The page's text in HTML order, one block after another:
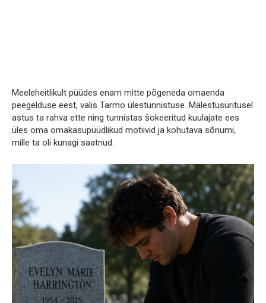
Meeleheitlikult püüdes enam mitte põgeneda omaenda
peegelduse eest, valis Tarmo ülestunnistuse. Mälestusüritusel
astus ta rahva ette ning tunnistas šokeeritud kuulajate ees
üles oma omakasupüüdlikud motiivid ja kohutava sõnumi,
mille ta oli kunagi saatnud.